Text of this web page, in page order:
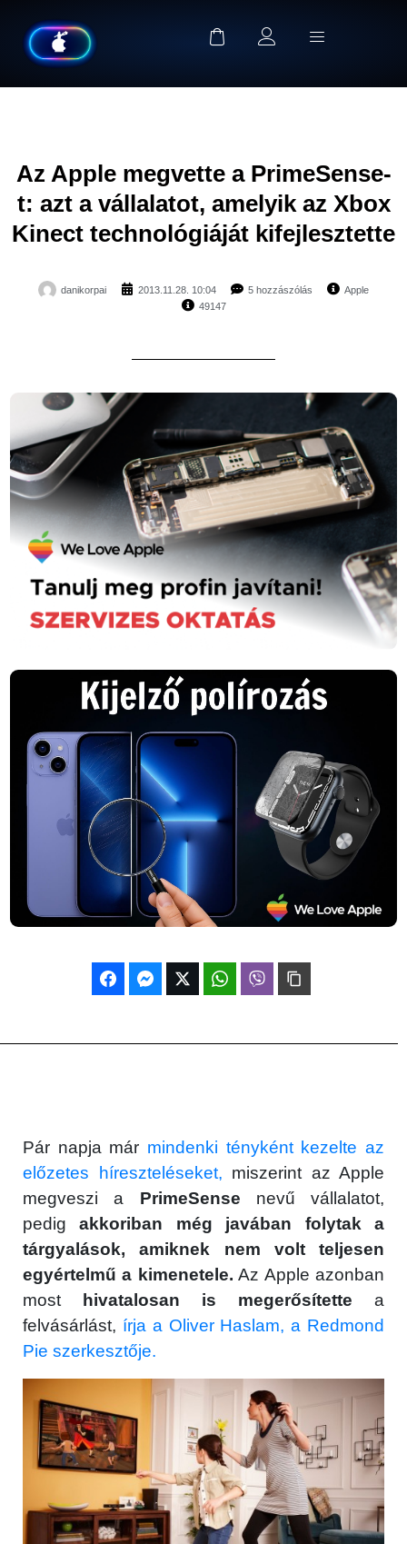
Az Apple megvette a PrimeSense-
t: azt a vállalatot, amelyik az Xbox
Kinect technológiáját kifejlesztette
danikorpai 2013.11.28. 10:04 5 hozzászólás
Apple
49147
Pár napja már mindenki tényként kezelte az
előzetes híreszteléseket, miszerint az Apple
megveszi a PrimeSense nevű vállalatot,
pedigakkoriban még javában folytak a
tárgyalások, amiknek nem volt teljesen
egyértelmű a kimenetele. Az Apple azonban
most hivatalosan is megerősítette a
felvásárlást, írja a Oliver Haslam, a Redmond
Pie szerkesztője.